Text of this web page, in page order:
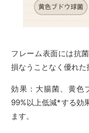
フレーム表面には抗
損なうことなく優れた
効果：大腸菌、黄色
99%以上低減*する効
ます。